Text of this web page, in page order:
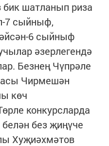
бик шатланып риза
7 сыйныф,
6 сыйныф
әзерлегендә
Безнең Чүпрәле
Чирмешән
көч
конкурсларда
без җиңүче
Хуҗиәхмәтов